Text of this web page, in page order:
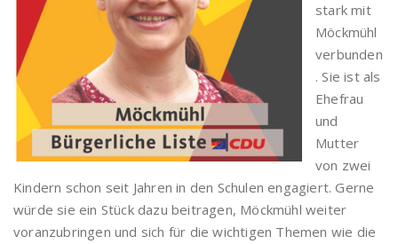
stark mit
Möckmühl
verbunden
. Sie ist als
Ehefrau
und
Mutter
von zwei
Kindern schon seit Jahren in den Schulen engagiert. Gerne
würde sie ein Stück dazu beitragen, Möckmühl weiter
voranzubringen und sich für die wichtigen Themen wie die